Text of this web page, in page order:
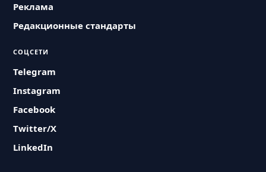
Реклама
Редакционные стандарты
СОЦСЕТИ
Telegram
Instagram
Facebook
Twitter/X
LinkedIn